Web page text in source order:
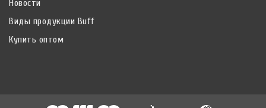
Новости
Виды продукции Buff
Купить оптом